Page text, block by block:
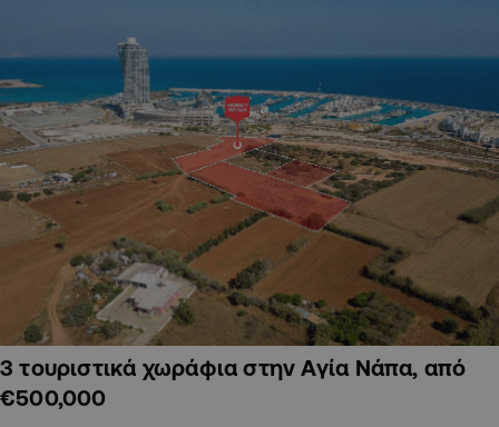
3 τουριστικά χωράφια στην Αγία Νάπα, από
€500,000